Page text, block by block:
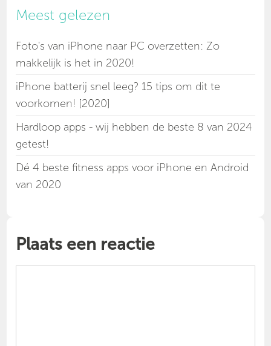
Meest gelezen
Foto's van iPhone naar PC overzetten: Zo
makkelijk is het in 2020!
iPhone batterij snel leeg? 15 tips om dit te
voorkomen! [2020]
Hardloop apps - wij hebben de beste 8 van 2024
getest!
Dé 4 beste fitness apps voor iPhone en Android
van 2020
Plaats een reactie